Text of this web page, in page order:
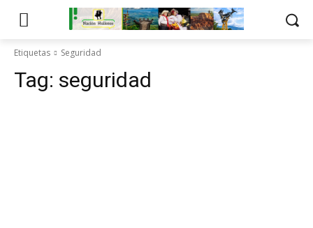
Etiquetas Seguridad
Tag: seguridad